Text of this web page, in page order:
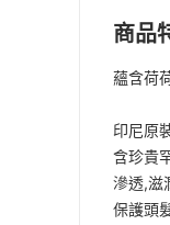
商品
蘊含荷
印尼原
含珍貴
滲透,滋
保護頭